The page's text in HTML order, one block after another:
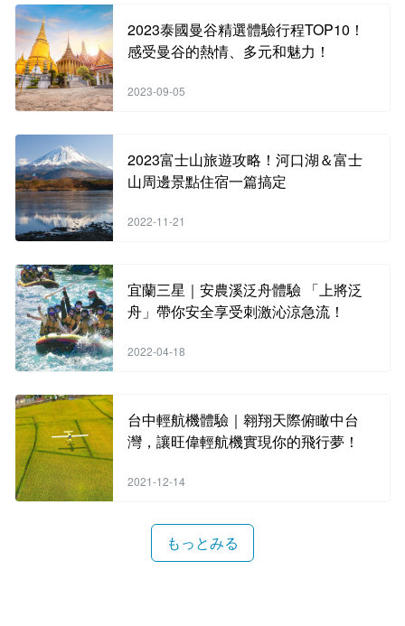
2023泰國曼谷精選體驗行程TOP10！
感受曼谷的熱情、多元和魅力！
2023-09-05
2023富士山旅遊攻略！河口湖＆富士
山周邊景點住宿一篇搞定
2022-11-21
宜蘭三星｜安農溪泛舟體驗 「上將泛
舟」帶你安全享受刺激沁涼急流！
2022-04-18
台中輕航機體驗｜翱翔天際俯瞰中台
灣，讓旺偉輕航機實現你的飛行夢！
2021-12-14
もっとみる